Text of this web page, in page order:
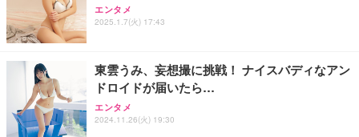
エンタメ
2025.1.7(火) 17:43
東雲うみ、妄想撮に挑戦！ ナイスバディなアン
ドロイドが届いたら…
エンタメ
2024.11.26(火) 19:30